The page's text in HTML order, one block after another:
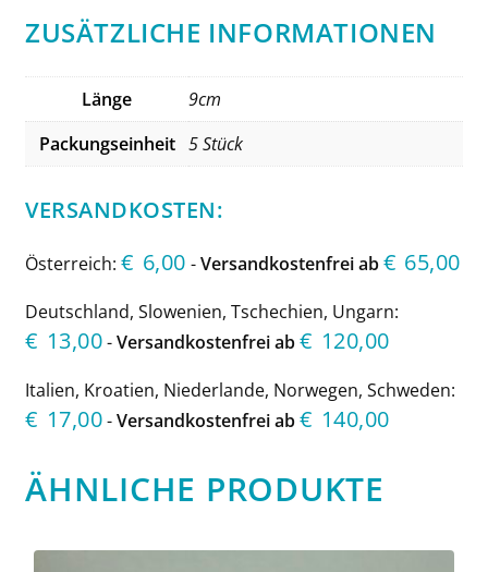
ZUSÄTZLICHE INFORMATIONEN
Länge
9cm
Packungseinheit 5 Stück
VERSANDKOSTEN:
Österreich: € 6,00 -Versandkostenfrei ab € 65,00
Deutschland, Slowenien, Tschechien, Ungarn:
€ 13,00-Versandkostenfrei ab€ 120,00
Italien, Kroatien, Niederlande, Norwegen, Schweden:
€ 17,00-Versandkostenfrei ab€ 140,00
ÄHNLICHE PRODUKTE